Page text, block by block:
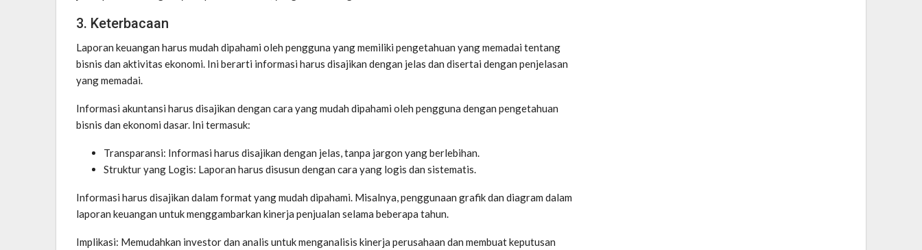
3. Keterbacaan
Laporan keuangan harus mudah dipahami oleh pengguna yang memiliki pengetahuan yang memadai tentang
bisnis dan aktivitas ekonomi. Ini berarti informasi harus disajikan dengan jelas dan disertai dengan penjelasan
yang memadai.
Informasi akuntansi harus disajikan dengan cara yang mudah dipahami oleh pengguna dengan pengetahuan
bisnis dan ekonomi dasar. Ini termasuk:
Transparansi: Informasi harus disajikan dengan jelas, tanpa jargon yang berlebihan.
Struktur yang Logis: Laporan harus disusun dengan cara yang logis dan sistematis.
Informasi harus disajikan dalam format yang mudah dipahami. Misalnya, penggunaan grafik dan diagram dalam
laporan keuangan untuk menggambarkan kinerja penjualan selama beberapa tahun.
Implikasi: Memudahkan investor dan analis untuk menganalisis kinerja perusahaan dan membuat keputusan